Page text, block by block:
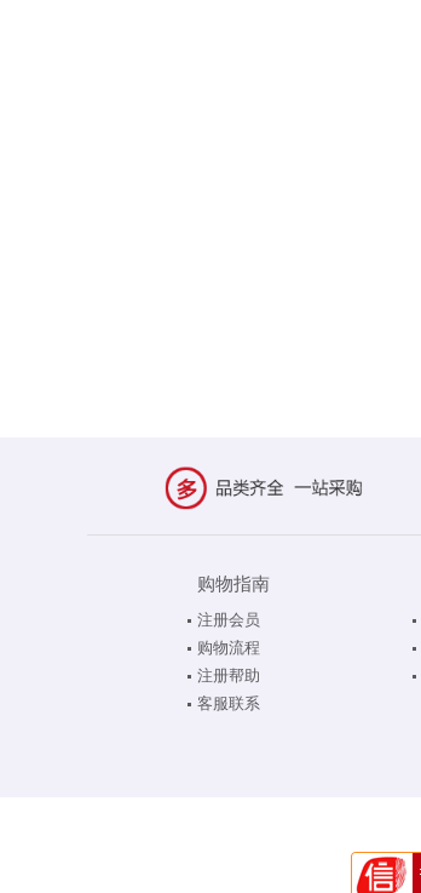
购物指南
注册会员
购物流程
注册帮助
客服联系